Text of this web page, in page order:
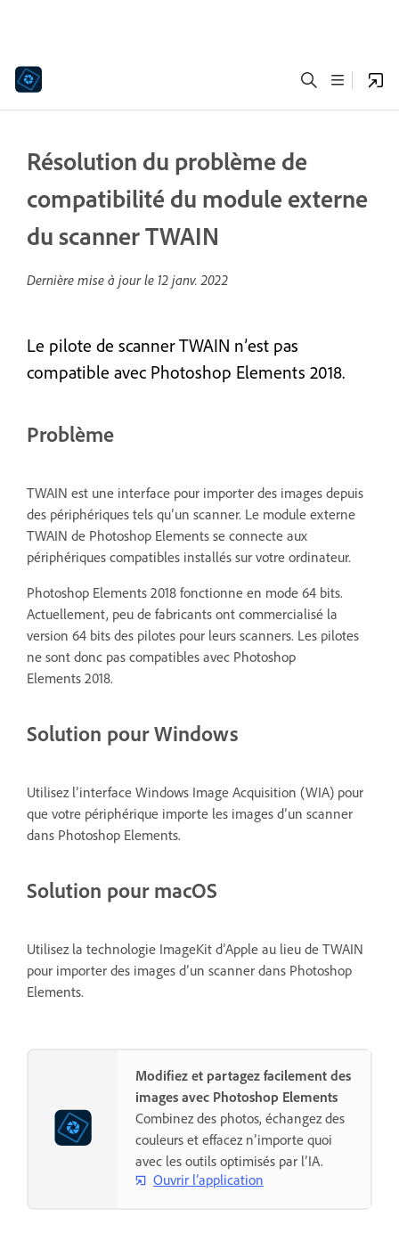
Résolution du problème de
compatibilité du module externe
du scanner TWAIN
Dernière mise à jour le 12 janv. 2022
Le pilote de scanner TWAIN n’est pas
compatible avec Photoshop Elements 2018.
Problème
TWAIN est une interface pour importer des images depuis
des périphériques tels qu’un scanner. Le module externe
TWAIN de Photoshop Elements se connecte aux
périphériques compatibles installés sur votre ordinateur.
Photoshop Elements 2018 fonctionne en mode 64 bits.
Actuellement, peu de fabricants ont commercialisé la
version 64 bits des pilotes pour leurs scanners. Les pilotes
ne sont donc pas compatibles avec Photoshop
Elements 2018.
Solution pour Windows
Utilisez l’interface Windows Image Acquisition (WIA) pour
que votre périphérique importe les images d’un scanner
dans Photoshop Elements.
Solution pour macOS
Utilisez la technologie ImageKit d’Apple au lieu de TWAIN
pour importer des images d’un scanner dans Photoshop
Elements.
Modifiez et partagez facilement des
images avec Photoshop Elements
Combinez des photos, échangez des
couleurs et effacez n’importe quoi
avec les outils optimisés par l’IA.
Ouvrir l’application